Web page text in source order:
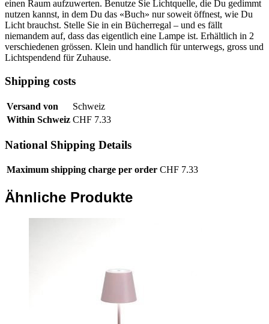
einen Raum aufzuwerten. Benutze Sie Lichtquelle, die Du gedimmt
nutzen kannst, in dem Du das «Buch» nur soweit öffnest, wie Du
Licht brauchst. Stelle Sie in ein Bücherregal – und es fällt
niemandem auf, dass das eigentlich eine Lampe ist. Erhältlich in 2
verschiedenen grössen. Klein und handlich für unterwegs, gross und
Lichtspendend für Zuhause.
Shipping costs
Versand von
Schweiz
Within Schweiz CHF 7.33
National Shipping Details
Maximum shipping charge per order CHF 7.33
Ähnliche Produkte